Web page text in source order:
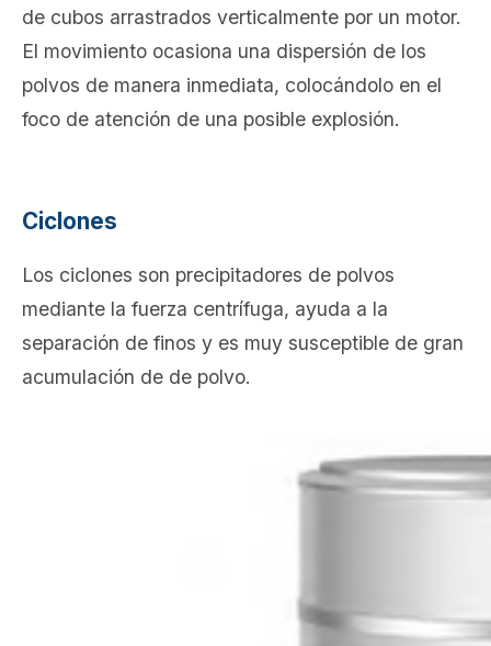
de cubos arrastrados verticalmente por un motor.
El movimiento ocasiona una dispersión de los
polvos de manera inmediata, colocándolo en el
foco de atención de una posible explosión.
Ciclones
Los ciclones son precipitadores de polvos
mediante la fuerza centrífuga, ayuda a la
separación de finos y es muy susceptible de gran
acumulación de de polvo.